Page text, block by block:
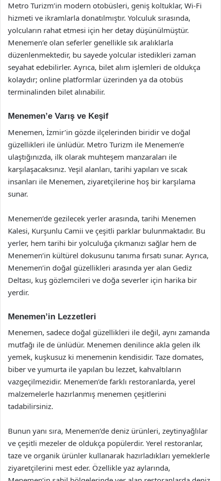
Metro Turizm’in modern otobüsleri, geniş koltuklar, Wi-Fi
hizmeti ve ikramlarla donatılmıştır. Yolculuk sırasında,
yolcuların rahat etmesi için her detay düşünülmüştür.
Menemen’e olan seferler genellikle sık aralıklarla
düzenlenmektedir, bu sayede yolcular istedikleri zaman
seyahat edebilirler. Ayrıca, bilet alım işlemleri de oldukça
kolaydır; online platformlar üzerinden ya da otobüs
terminalinden bilet alınabilir.
Menemen’e Varış ve Keşif
Menemen, İzmir’in gözde ilçelerinden biridir ve doğal
güzellikleri ile ünlüdür. Metro Turizm ile Menemen’e
ulaştığınızda, ilk olarak muhteşem manzaraları ile
karşılaşacaksınız. Yeşil alanları, tarihi yapıları ve sıcak
insanları ile Menemen, ziyaretçilerine hoş bir karşılama
sunar.
Menemen’de gezilecek yerler arasında, tarihi Menemen
Kalesi, Kurşunlu Camii ve çeşitli parklar bulunmaktadır. Bu
yerler, hem tarihi bir yolculuğa çıkmanızı sağlar hem de
Menemen’in kültürel dokusunu tanıma fırsatı sunar. Ayrıca,
Menemen’in doğal güzellikleri arasında yer alan Gediz
Deltası, kuş gözlemcileri ve doğa severler için harika bir
yerdir.
Menemen’in Lezzetleri
Menemen, sadece doğal güzellikleri ile değil, aynı zamanda
mutfağı ile de ünlüdür. Menemen denilince akla gelen ilk
yemek, kuşkusuz ki menemenin kendisidir. Taze domates,
biber ve yumurta ile yapılan bu lezzet, kahvaltıların
vazgeçilmezidir. Menemen’de farklı restoranlarda, yerel
malzemelerle hazırlanmış menemen çeşitlerini
tadabilirsiniz.
Bunun yanı sıra, Menemen’de deniz ürünleri, zeytinyağlılar
ve çeşitli mezeler de oldukça popülerdir. Yerel restoranlar,
taze ve organik ürünler kullanarak hazırladıkları yemeklerle
ziyaretçilerini mest eder. Özellikle yaz aylarında,